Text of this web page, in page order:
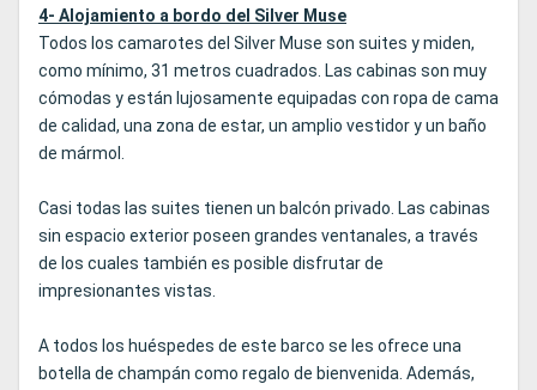
4- Alojamiento a bordo del Silver Muse
Todos los camarotes del Silver Muse son suites y miden,
como mínimo, 31 metros cuadrados. Las cabinas son muy
cómodas y están lujosamente equipadas con ropa de cama
de calidad, una zona de estar, un amplio vestidor y un baño
de mármol.
Casi todas las suites tienen un balcón privado. Las cabinas
sin espacio exterior poseen grandes ventanales, a través
de los cuales también es posible disfrutar de
impresionantes vistas.
A todos los huéspedes de este barco se les ofrece una
botella de champán como regalo de bienvenida. Además,